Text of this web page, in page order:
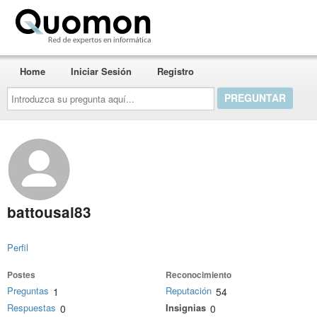
Introduzca
su
pregunta
aquí...
Home Iniciar Sesión Registro
battousai83
Perfil
Postes
Preguntas 1
Respuestas 0
Reconocimiento
Reputación 54
Insignias 0